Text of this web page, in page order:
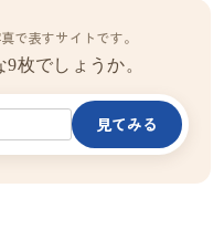
で表すサイトです。
枚でしょうか。
見てみる